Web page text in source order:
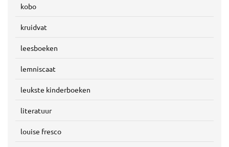
kobo
kruidvat
leesboeken
lemniscaat
leukste kinderboeken
literatuur
louise fresco